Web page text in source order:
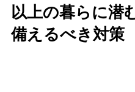
以上の暮らに潜
備えるべき対策